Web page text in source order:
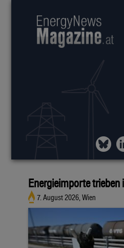
Energieimporte
7. August 2026, Wien